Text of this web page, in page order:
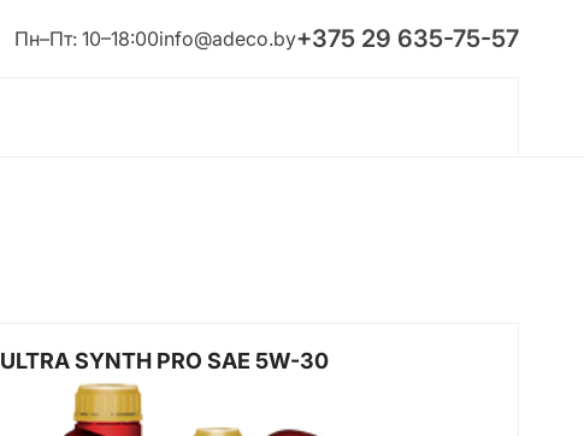
Пн–Пт: 10–18:00info@adeco.by+375 29 635-75-57
ULTRA SYNTH PRO SAE 5W-30